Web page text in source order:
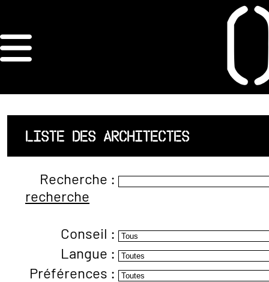
ORDRE DES
ARCHITECTES
ACCUEIL
LISTE DES
ARCHITECTES
JURISPRUDENCE
ANNEXE 4 CODT
LISTE DES ARCHITECTES
Recherche :
recherche
Conseil :
Langue :
Préférences :